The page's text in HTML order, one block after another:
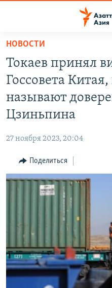
Вернуться
основному
содержанию
главной
Вернутся
поиску
НА ДРУГИХ ЯЗЫКАХ
КЫРГЫЗЧА
ЎЗБЕКЧА
ТОҶИКӢ
ПОДПИШИТЕСЬ НА НАС В
Все сайты РСЕ/РС
НОВОСТИ
Токаев принял
Госсовета
называют
Цзиньпина
27 ноября 2023, 20:04
Поделиться